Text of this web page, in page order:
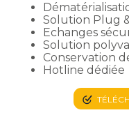
Solution Plug
Echanges
Solution
Conservation
Hotline dédiée